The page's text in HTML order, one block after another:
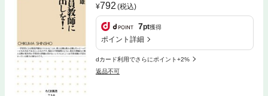
792 (税込)
7pt獲得
ポイント詳細
dカード利用でさらにポイント+2%
返品不可